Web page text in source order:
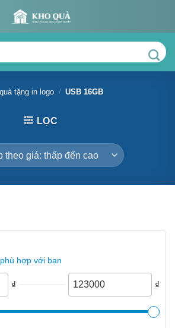
tặng in logo / USB 16GB
LỌC
hợp với bạn
₫ ₫